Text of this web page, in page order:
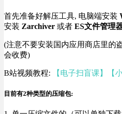
首先准备好解压工具, 电脑端安装
安装 Zarchiver 或者 ES文件管理
(注意不要安装国内应用商店里的
会收费)
B站视频教程: 【电子扫盲课】【
目前有2种类型的压缩包: